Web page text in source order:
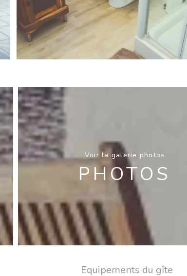
Voir la galerie photos
PHOTOS
Equipements du gîte